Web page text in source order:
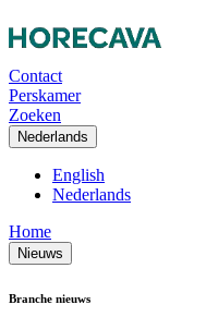
Contact
Perskamer
Zoeken
Nederlands
English
Nederlands
Home
Nieuws
Branche nieuws